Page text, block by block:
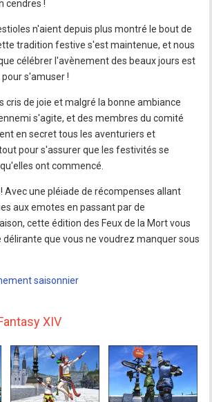
cendres !
n'aient depuis plus montré le bout de
tradition festive s'est maintenue, et nous
célébrer l'avènement des beaux jours est
s'amuser !
cris de joie et malgré la bonne ambiance
s'agite, et des membres du comité
en secret tous les aventuriers et
pour s'assurer que les festivités se
ont commencé.
! Avec une pléiade de récompenses allant
aux emotes en passant par de
cette édition des Feux de la Mort vous
que vous ne voudrez manquer sous
saisonnier
XIV